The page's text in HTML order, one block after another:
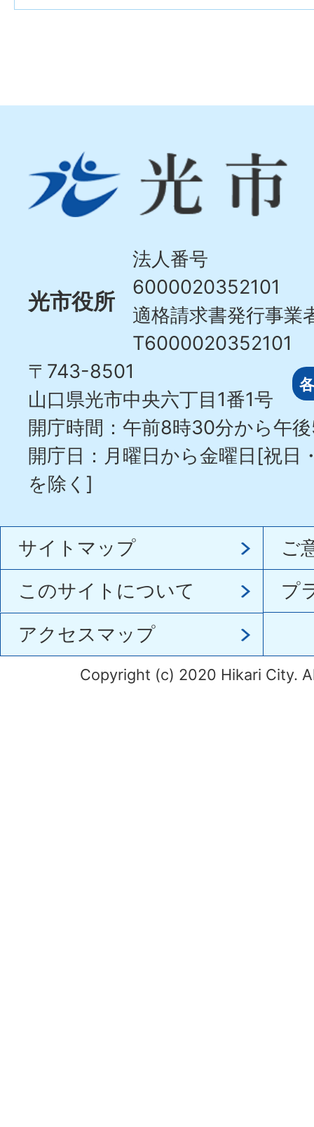
市
Hikari
光市役所
法人番号
6000020352101
適格請求書発行事業
T6000020352101
〒743-8501
山口県光市中央六丁目1番1号
開庁時間：午前8時30分から午
開庁日：月曜日から金曜日[祝日
を除く]
サイトマップ
ご
このサイトについて
プ
アクセスマップ
Copyright (c) 2020 Hikari City.